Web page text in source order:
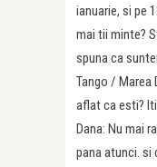
ianuarie, si pe
mai tii minte?
spuna ca
Tango / Marea
aflat ca esti?
Dana: Nu mai
pana atunci. si